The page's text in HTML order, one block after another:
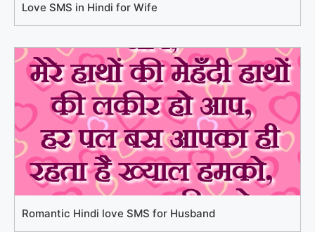
Love SMS in Hindi for Wife
Romantic Hindi love SMS for Husband